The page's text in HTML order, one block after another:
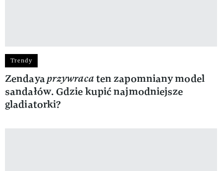
Trendy
Zendayaprzywracaten zapomniany model
sandałów. Gdzie kupić najmodniejsze
gladiatorki?